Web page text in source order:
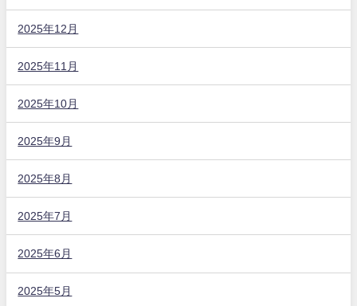
2025年12月
2025年11月
2025年10月
2025年9月
2025年8月
2025年7月
2025年6月
2025年5月